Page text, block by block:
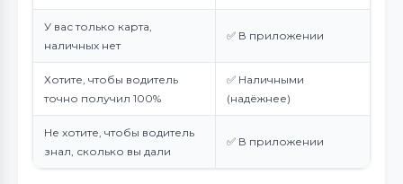
У вас только карта,
наличных нет
✅ В приложении
Хотите, чтобы водитель
точно получил 100%
✅ Наличными
(надёжнее)
Не хотите, чтобы водитель
знал, сколько вы дали
✅ В приложении